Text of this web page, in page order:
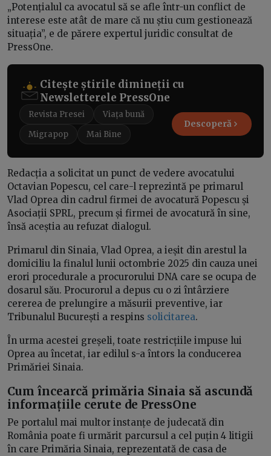
„Potențialul ca avocatul să se afle într-un conflict de
interese este atât de mare că nu știu cum gestionează
situația”, e de părere expertul juridic consultat de
PressOne.
Citește știrile dimineții cu
Newsletterele PressOne
Revista Presei
Viața bună
Migrapop
Mai Bine
Descoperă
Redacția a solicitat un punct de vedere avocatului
Octavian Popescu, cel care-l reprezintă pe primarul
Vlad Oprea din cadrul firmei de avocatură Popescu și
Asociații SPRL, precum și firmei de avocatură în sine,
însă aceștia au refuzat dialogul.
Primarul din Sinaia, Vlad Oprea, a ieșit din arestul la
domiciliu la finalul lunii octombrie 2025 din cauza unei
erori procedurale a procurorului DNA care se ocupa de
dosarul său. Procurorul a depus cu o zi întârziere
cererea de prelungire a măsurii preventive, iar
Tribunalul București a respins solicitarea.
În urma acestei greșeli, toate restricțiile impuse lui
Oprea au încetat, iar edilul s-a întors la conducerea
Primăriei Sinaia.
Cum încearcă primăria Sinaia să ascundă
informațiile cerute de PressOne
Pe portalul mai multor instanțe de judecată din
România poate fi urmărit parcursul a cel puțin 4 litigii
în care Primăria Sinaia, reprezentată de casa de